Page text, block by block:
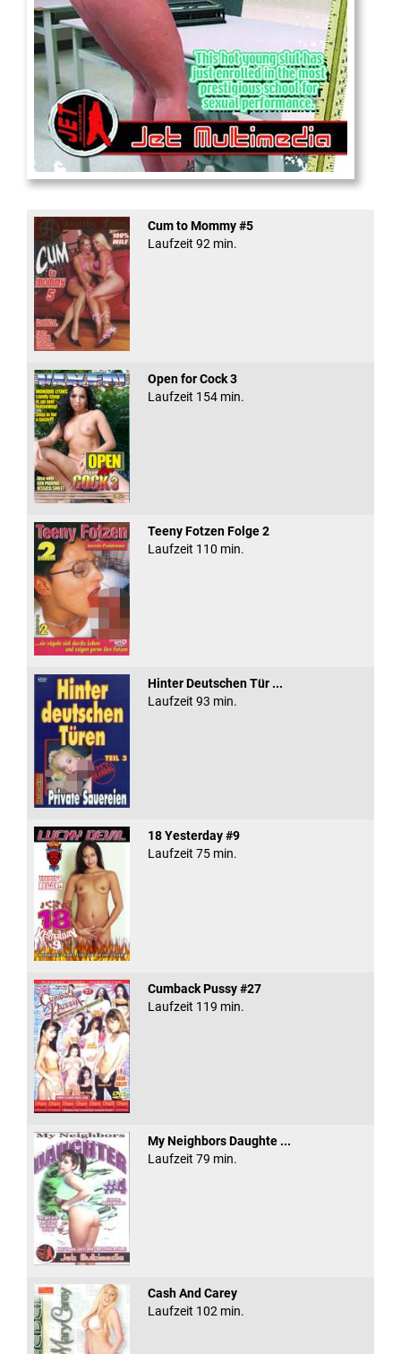
School Of Ass 03
Cum to Mommy #5
Laufzeit 92 min.
Open for Cock 3
Laufzeit 154 min.
Teeny Fotzen Folge 2
Laufzeit 110 min.
Hinter Deutschen Tür ...
Laufzeit 93 min.
18 Yesterday #9
Laufzeit 75 min.
Cumback Pussy #27
Laufzeit 119 min.
My Neighbors Daughte ...
Laufzeit 79 min.
Cash And Carey
Laufzeit 102 min.